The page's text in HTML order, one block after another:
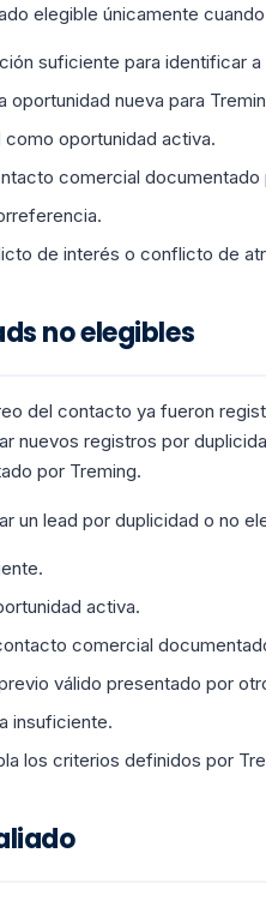
elegible únicamente
suficiente para identificar
oportunidad nueva para
como oportunidad activa.
comercial documentado
de interés o conflicto de
no elegibles
del contacto ya fueron
nuevos registros por
por Treming.
un lead por duplicidad o no
activa.
comercial
válido presentado por
insuficiente.
los criterios definidos por